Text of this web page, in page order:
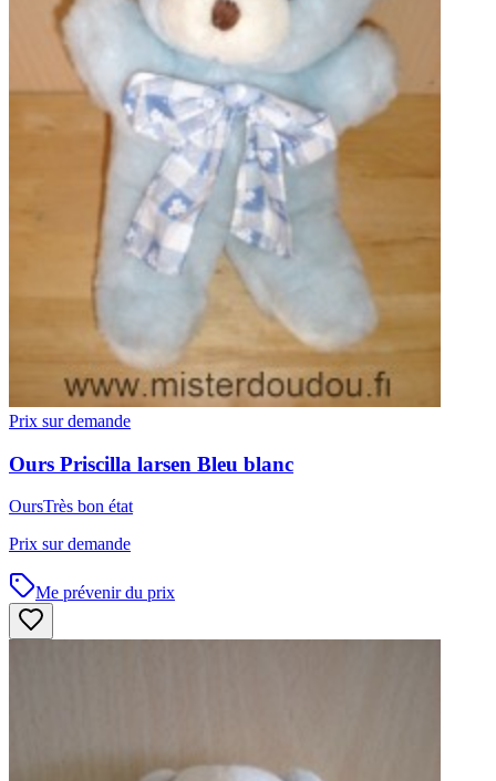
Prix sur demande
Ours Priscilla larsen Bleu blanc
OursTrès bon état
Prix sur demande
Me prévenir du prix